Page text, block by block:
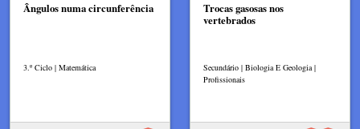
Ângulos numa circunferência
3.º Ciclo | Matemática
Trocas gasosas nos
vertebrados
Secundário | Biologia E Geologia |
Profissionais